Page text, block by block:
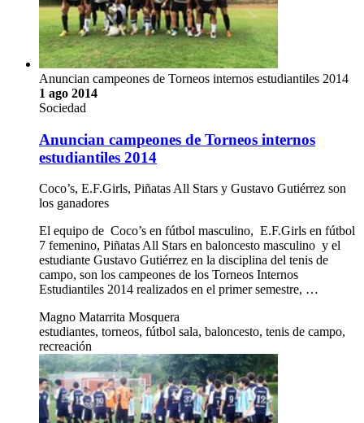
Anuncian campeones de Torneos internos estudiantiles 2014
1 ago 2014
Sociedad
Anuncian campeones de Torneos internos
estudiantiles 2014
Coco’s, E.F.Girls, Piñatas All Stars y Gustavo Gutiérrez son
los ganadores
El equipo de Coco’s en fútbol masculino, E.F.Girls en fútbol
7 femenino, Piñatas All Stars en baloncesto masculino y el
estudiante Gustavo Gutiérrez en la disciplina del tenis de
campo, son los campeones de los Torneos Internos
Estudiantiles 2014 realizados en el primer semestre, …
Magno Matarrita Mosquera
estudiantes, torneos, fútbol sala, baloncesto, tenis de campo,
recreación